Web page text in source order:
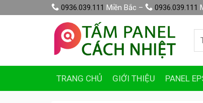
to
0936.039.111 Miền Bắc – 0936.039.111
TRANG CHỦ GIỚI THIỆU PANEL